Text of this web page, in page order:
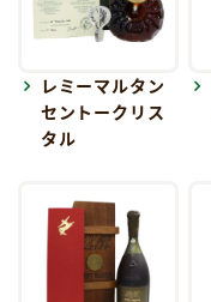
レミーマルタン
セントークリス
タル